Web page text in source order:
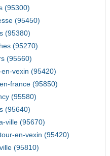
(95300)
(95450)
(95380)
(95270)
(95560)
vexin (95420)
france (95850)
(95580)
(95640)
ville (95670)
en-vexin (95420)
(95810)